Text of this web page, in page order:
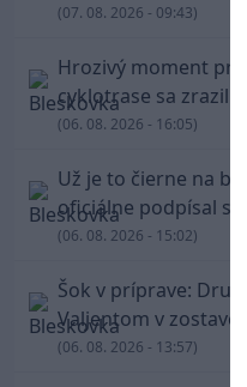
(07. 08. 2026 - 09:43)
Hrozivý moment pre
cyklotrase sa zrazil s
(06. 08. 2026 - 16:05)
Už je to čierne na
oficiálne podpísal s
(06. 08. 2026 - 15:02)
Šok v príprave:
Valjentom v zostave
(06. 08. 2026 - 13:57)